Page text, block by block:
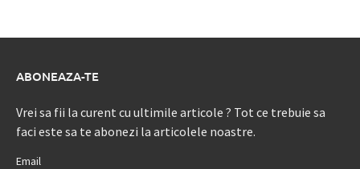
ABONEAZA-TE
Vrei sa fii la curent cu ultimile articole ? Tot ce trebuie sa
faci este sa te abonezi la articolele noastre.
Email